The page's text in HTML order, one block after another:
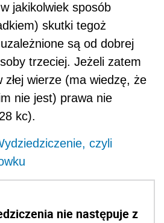
jakikolwiek sposób
skutki tegoż
są od dobrej
trzeciej. Jeżeli zatem
złej wierze (ma wiedzę, że
nie jest) prawa nie
kc).
czyli
nie następuje z